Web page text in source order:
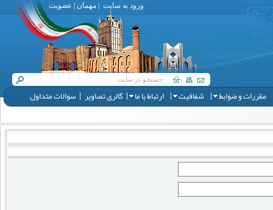
ورود به سایت مهمان عضویت
مقررات و ضوابط شفافیت ارتباط با ما گالری تصاویر سوالات متداول